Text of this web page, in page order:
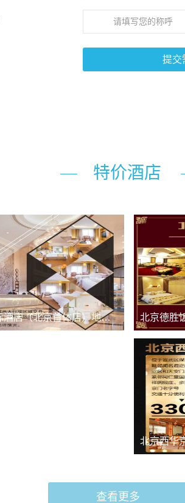
特价酒店
维也纳国际酒店（北京首体店）地处海淀西城...
查看更多